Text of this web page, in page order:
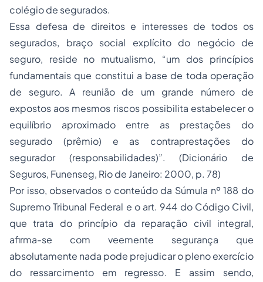
colégio de segurados.
Essa defesa de direitos e interesses de todos os
segurados, braço social explícito do negócio de
seguro, reside no mutualismo, “um dos princípios
fundamentais que constitui a base de toda operação
de seguro. A reunião de um grande número de
expostos aos mesmos riscos possibilita estabelecer o
equilíbrio aproximado entre as prestações do
segurado (prêmio) e as contraprestações do
segurador (responsabilidades)”. (Dicionário de
Seguros, Funenseg, Rio de Janeiro: 2000, p. 78)
Por isso, observados o conteúdo da Súmula nº 188 do
Supremo Tribunal Federal e o art. 944 do Código Civil,
que trata do princípio da reparação civil integral,
afirma-se com veemente segurança que
absolutamente nada pode prejudicar o pleno exercício
do ressarcimento em regresso. E assim sendo,